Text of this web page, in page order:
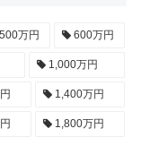
万円 600万円
1,000万円
1,400万円
1,800万円